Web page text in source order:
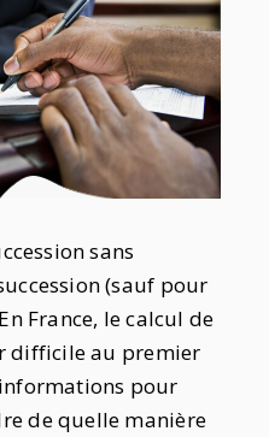
sans
(sauf pour
France, le calcul de
difficile au premier
pour
de quelle manière